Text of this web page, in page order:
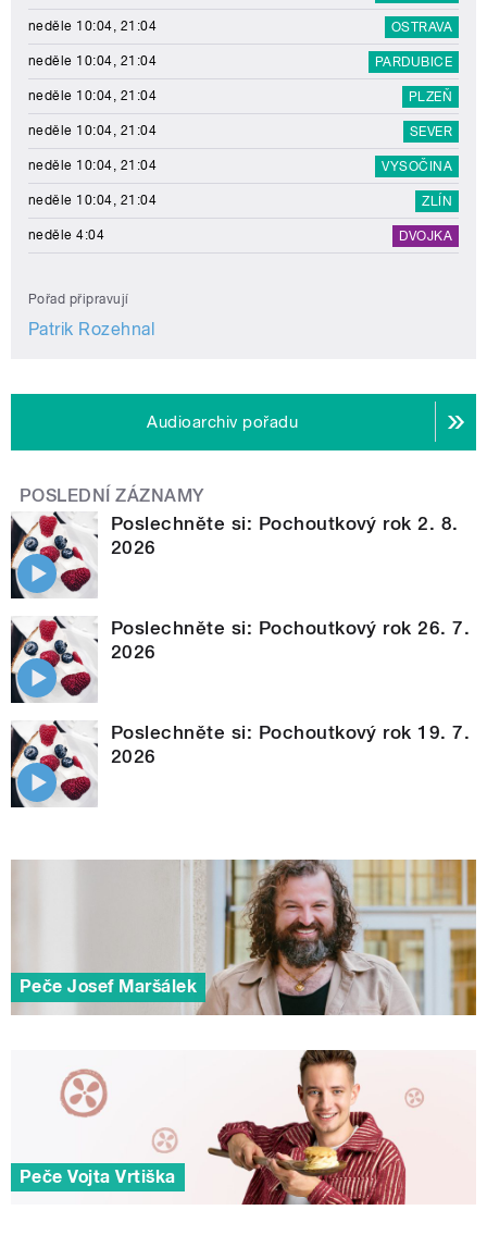
neděle 10:04, 21:04 OSTRAVA
neděle 10:04, 21:04 PARDUBICE
neděle 10:04, 21:04 PLZEŇ
neděle 10:04, 21:04 SEVER
neděle 10:04, 21:04 VYSOČINA
neděle 10:04, 21:04 ZLÍN
neděle 4:04 DVOJKA
Pořad připravují
Patrik Rozehnal
Audioarchiv pořadu
POSLEDNÍ ZÁZNAMY
Poslechněte si: Pochoutkový rok 2. 8.
2026
Poslechněte si: Pochoutkový rok 26. 7.
2026
Poslechněte si: Pochoutkový rok 19. 7.
2026
Peče Josef Maršálek
Peče Vojta Vrtiška